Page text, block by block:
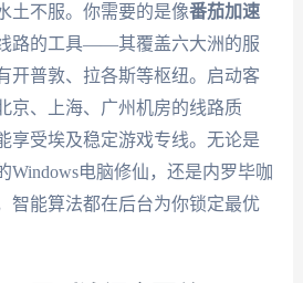
土不服。你需要的是像番茄加速
路的工具——其覆盖六大洲的服
开普敦、拉各斯等枢纽。启动客
京、上海、广州机房的线路质
享受埃及稳定游戏专线。无论是
Windows电脑修仙，还是内罗毕咖
智能算法都在后台为你锁定最优